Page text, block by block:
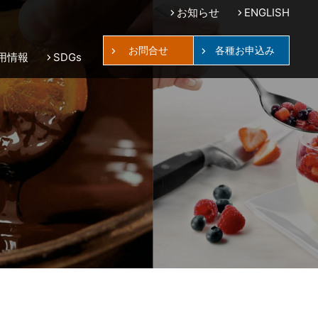
お知らせ ENGLISH
情報 SDGs
お問合せ 各種お申込み